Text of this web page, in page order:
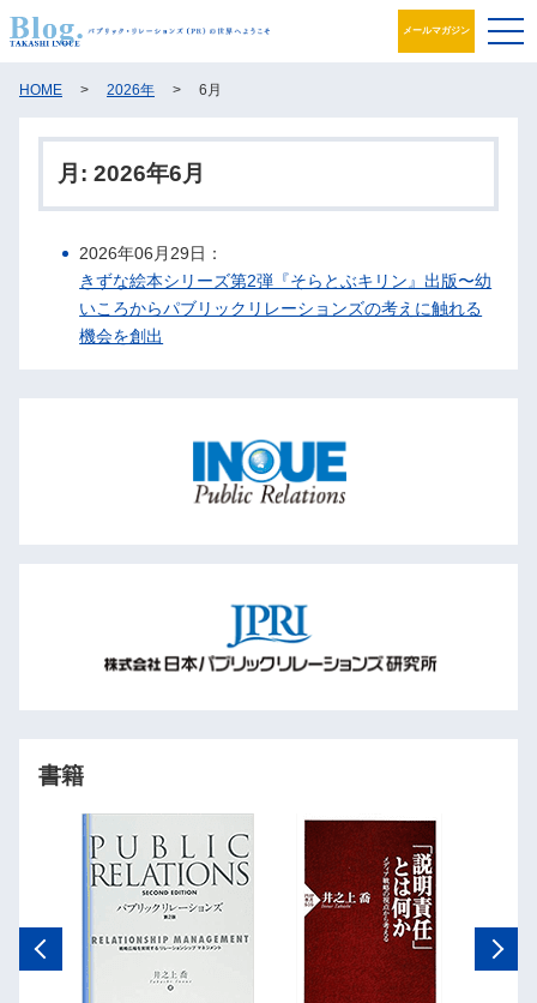
メールマガジン
ブログ
プロフィール
パブリック・リレーションズとは
アカデミック活動
井之上PRグループ
HOME > 2026年 > 6月
月: 2026年6月
2026年06月29日：
きずな絵本シリーズ第2弾『そらとぶキリン』出版〜幼
いころからパブリックリレーションズの考えに触れる
機会を創出
書籍